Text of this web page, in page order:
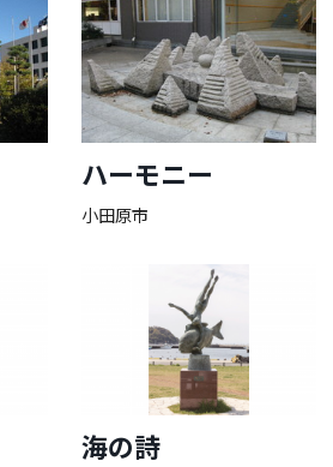
ハーモニー
小田原市
海の詩